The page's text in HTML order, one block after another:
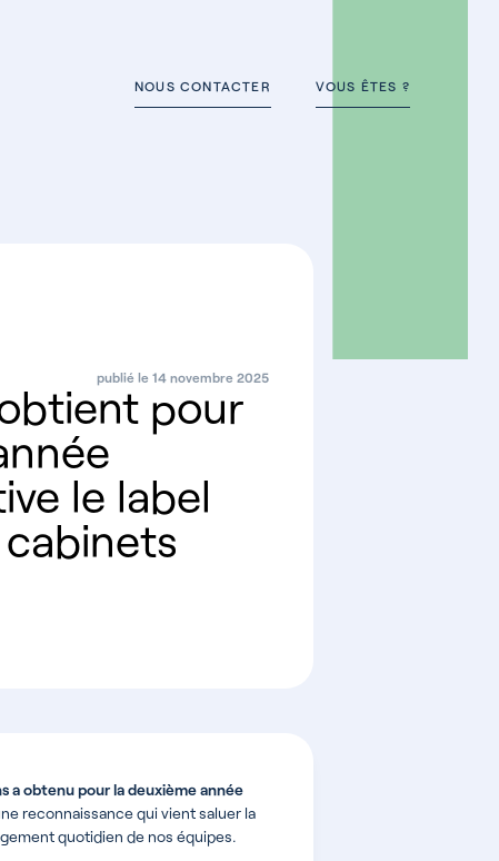
NOUS CONTACTER VOUS ÊTES ?
publié le 14 novembre 2025
pour
le label
a obtenu pour la deuxième année
reconnaissance qui vient saluer la
quotidien de nos équipes.